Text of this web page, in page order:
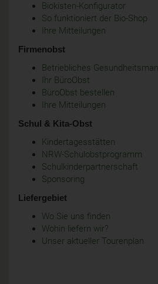
Biokisten-Konfigurator
So funktioniert der Bio-Shop
Ihre Mitteilungen
Firmenobst
Betriebliches
Ihr BüroObst
BüroObst bestellen
Ihre Mitteilungen
Schul & Kita-Obst
Kindertagesstätten
NRW-Schulobstprogramm
Schulkinderpartnerschaft
Sponsoring
Liefergebiet
Wo Sie uns finden
Wohin liefern wir?
Unser aktueller Tourenplan